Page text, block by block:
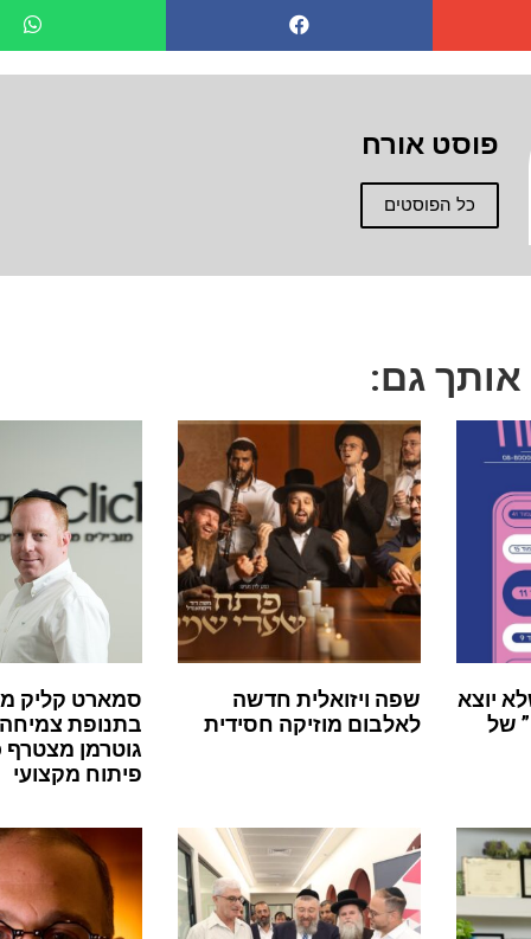
פוסט אורח
כל הפוסטים
אותך גם:
יוצא
של
שפה ויזואלית חדשה
לאלבום מוזיקה חסידית
סמארט קליק
בתנופת
גוטרמן מצטרף
פיתוח מקצועי